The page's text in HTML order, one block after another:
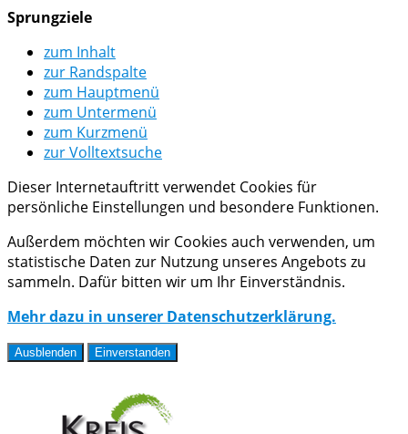
Sprungziele
zum Inhalt
zur Randspalte
zum Hauptmenü
zum Untermenü
zum Kurzmenü
zur Volltextsuche
Dieser Internetauftritt verwendet Cookies für
persönliche Einstellungen und besondere Funktionen.
Außerdem möchten wir Cookies auch verwenden, um
statistische Daten zur Nutzung unseres Angebots zu
sammeln. Dafür bitten wir um Ihr Einverständnis.
Mehr dazu in unserer Datenschutzerklärung.
Ausblenden Einverstanden